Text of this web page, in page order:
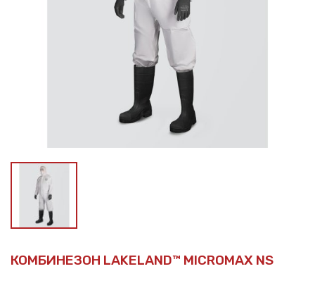
КОМБИНЕЗОН LAKELAND™ MICROMAX NS